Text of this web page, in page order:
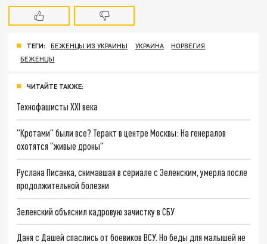
ТЕГИ: БЕЖЕНЦЫ ИЗ УКРАИНЫ УКРАИНА
НОРВЕГИЯ
БЕЖЕНЦЫ
ЧИТАЙТЕ ТАКЖЕ:
Технофашисты XXI века
"Кротами" были все? Теракт в центре Москвы: На генералов
охотятся "живые дроны"
Руслана Писанка, снимавшая в сериале с Зеленским, умерла после
продолжительной болезни
Зеленский объяснил кадровую зачистку в СБУ
Даня с Дашей спаслись от боевиков ВСУ. Но беды для малышей не